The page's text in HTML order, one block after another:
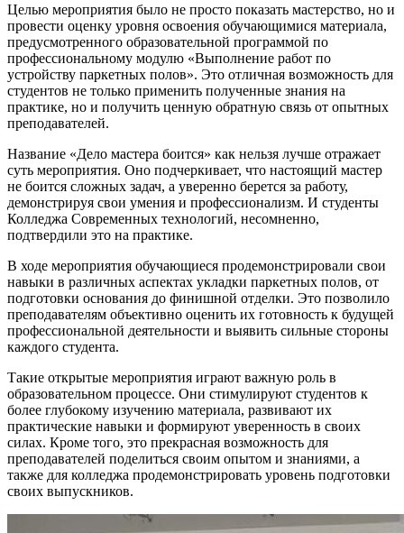
Целью мероприятия было не просто показать мастерство, но и
провести оценку уровня освоения обучающимися материала,
предусмотренного образовательной программой по
профессиональному модулю «Выполнение работ по
устройству паркетных полов». Это отличная возможность для
студентов не только применить полученные знания на
практике, но и получить ценную обратную связь от опытных
преподавателей.
Название «Дело мастера боится» как нельзя лучше отражает
суть мероприятия. Оно подчеркивает, что настоящий мастер
не боится сложных задач, а уверенно берется за работу,
демонстрируя свои умения и профессионализм. И студенты
Колледжа Современных технологий, несомненно,
подтвердили это на практике.
В ходе мероприятия обучающиеся продемонстрировали свои
навыки в различных аспектах укладки паркетных полов, от
подготовки основания до финишной отделки. Это позволило
преподавателям объективно оценить их готовность к будущей
профессиональной деятельности и выявить сильные стороны
каждого студента.
Такие открытые мероприятия играют важную роль в
образовательном процессе. Они стимулируют студентов к
более глубокому изучению материала, развивают их
практические навыки и формируют уверенность в своих
силах. Кроме того, это прекрасная возможность для
преподавателей поделиться своим опытом и знаниями, а
также для колледжа продемонстрировать уровень подготовки
своих выпускников.